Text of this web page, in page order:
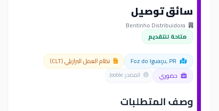
سائق توصيل
متاحة للتقديم
نظام العمل البرازيلي (CLT)
حضوري
المصدر: Jooble
وصف المتطلبات